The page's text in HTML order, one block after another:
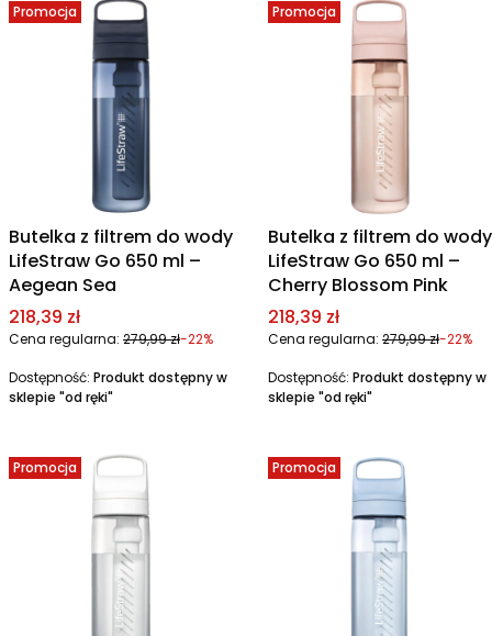
Promocja
Butelka z filtrem do wody
LifeStraw Go 650 ml –
Aegean Sea
Cena promocyjna
218,39 zł
Cena regularna: 279,99 zł-22%
Dostępność: Produkt dostępny w
sklepie "od ręki"
Promocja
Butelka z filtrem do wody
LifeStraw Go 650 ml –
Cherry Blossom Pink
Cena promocyjna
218,39 zł
Cena regularna: 279,99 zł-22%
Dostępność: Produkt dostępny w
sklepie "od ręki"
Promocja Promocja